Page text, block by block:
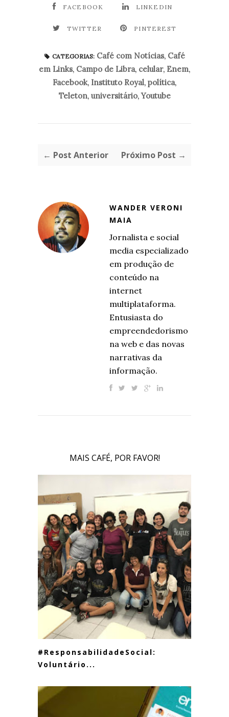
FACEBOOK LINKEDIN
TWITTER PINTEREST
CATEGORIAS: Café com Notícias, Café
em Links, Campo de Libra, celular, Enem,
Facebook, Instituto Royal, política,
Teleton, universitário,Youtube
← Post Anterior Próximo Post →
WANDER VERONI
MAIA
Jornalista e social
media especializado
em produção de
conteúdo na
internet
multiplataforma.
Entusiasta do
empreendedorismo
na web e das novas
narrativas da
informação.
MAIS CAFÉ, POR FAVOR!
#ResponsabilidadeSocial:
Voluntário...